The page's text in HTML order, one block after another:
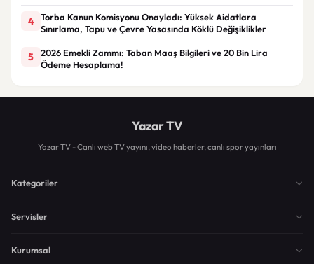
4
Torba Kanun Komisyonu Onayladı: Yüksek Aidatlara
Sınırlama, Tapu ve Çevre Yasasında Köklü Değişiklikler
5
2026 Emekli Zammı: Taban Maaş Bilgileri ve 20 Bin Lira
Ödeme Hesaplama!
Yazar TV
Yazar TV - Canlı web TV yayını, video haberler, canlı spor yayınları
Kategoriler
Servisler
Kurumsal